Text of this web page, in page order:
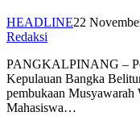
HEADLINE22
Redaksi
PANGKALPINANG –
Kepulauan Bangka
pembukaan
Mahasiswa…